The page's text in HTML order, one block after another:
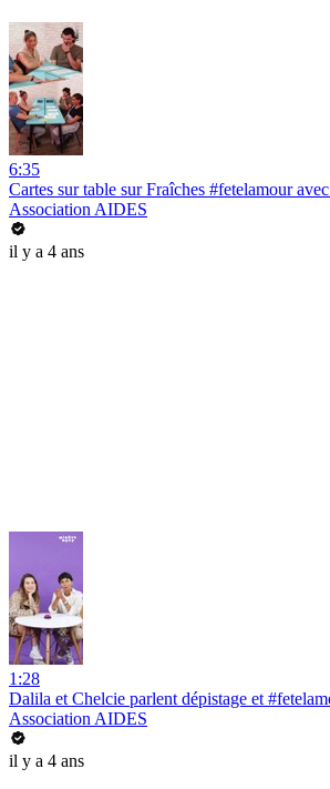
6:35
Cartes sur table sur Fraîches #fetelamour
Association AIDES
il y a 4 ans
1:28
Dalila et Chelcie parlent dépistage et
Association AIDES
il y a 4 ans